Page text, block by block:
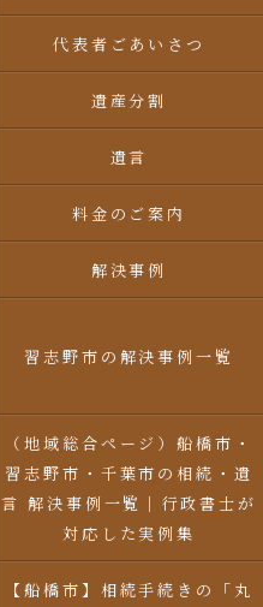
代表者ごあいさつ
遺産分割
遺言
料金のご案内
解決事例
習志野市の解決事例一覧
（地域総合ページ）船橋市・
習志野市・千葉市の相続・遺
言 解決事例一覧｜行政書士が
対応した実例集
【船橋市】相続手続きの「丸